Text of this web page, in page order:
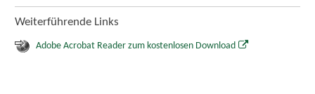
Weiterführende Links
Adobe Acrobat Reader zum kostenlosen Download